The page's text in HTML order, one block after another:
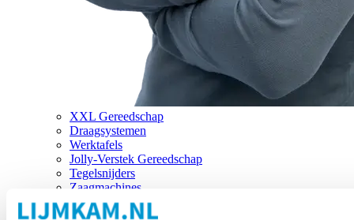
XXL Gereedschap
Draagsystemen
Werktafels
Jolly-Verstek Gereedschap
Tegelsnijders
Zaagmachines
Merken